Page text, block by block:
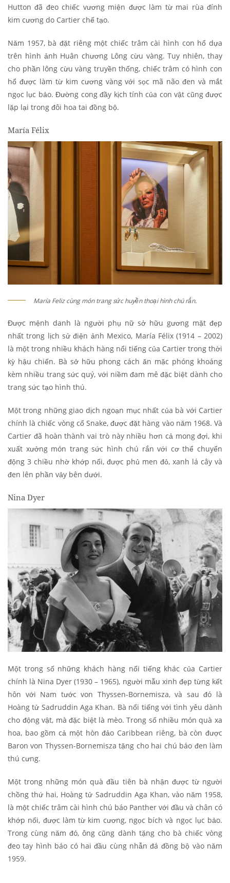
Hutton đã đeo chiếc vương miện được làm từ mai rùa đính
kim cương do Cartier chế tạo.
Năm 1957, bà đặt riêng một chiếc trâm cài hình con hổ dựa
trên hình ảnh Huân chương Lông cừu vàng. Tuy nhiên, thay
cho phần lông cừu vàng truyền thống, chiếc trâm có hình con
hổ được làm từ kim cương vàng với sọc mã não đen và mắt
ngọc lục bảo. Đường cong đầy kịch tính của con vật cũng được
lặp lại trong đôi hoa tai đồng bộ.
María Félix
María Feliz cùng món trang sức huyền thoại hình chú rắn.
Được mệnh danh là người phụ nữ sở hữu gương mặt đẹp
nhất trong lịch sử điện ảnh Mexico, María Félix (1914 – 2002)
là một trong nhiều khách hàng nổi tiếng của Cartier trong thời
kỳ hậu chiến. Bà sở hữu phong cách ăn mặc phóng khoáng
kèm nhiều trang sức quý, với niềm đam mê đặc biệt dành cho
trang sức tạo hình thú.
Một trong những giao dịch ngoạn mục nhất của bà với Cartier
chính là chiếc vòng cổ Snake, được đặt hàng vào năm 1968. Và
Cartier đã hoàn thành vai trò này nhiều hơn cả mong đợi, khi
xuất xưởng món trang sức hình chú rắn với cơ thể chuyển
động 3 chiều nhờ khớp nối, được phủ men đỏ, xanh lá cây và
đen lên phần vảy bên dưới.
Nina Dyer
Một trong số những khách hàng nổi tiếng khác của Cartier
chính là Nina Dyer (1930 – 1965), người mẫu xinh đẹp từng kết
hôn với Nam tước von Thyssen-Bornemisza, và sau đó là
Hoàng tử Sadruddin Aga Khan. Bà nổi tiếng với tình yêu dành
cho động vật, mà đặc biệt là mèo. Trong số nhiều món quà xa
hoa, bao gồm cả một hòn đảo Caribbean riêng, bà còn được
Baron von Thyssen-Bornemisza tặng cho hai chú báo đen làm
thú cưng.
Một trong những món quà đầu tiên bà nhận được từ người
chồng thứ hai, Hoàng tử Sadruddin Aga Khan, vào năm 1958,
là một chiếc trâm cài hình chú báo Panther với đầu và chân có
khớp nối, được làm từ kim cương, ngọc bích và ngọc lục bảo.
Trong cùng năm đó, ông cũng dành tặng cho bà chiếc vòng
đeo tay hình báo có hai đầu cùng nhẫn đá đồng bộ vào năm
1959.